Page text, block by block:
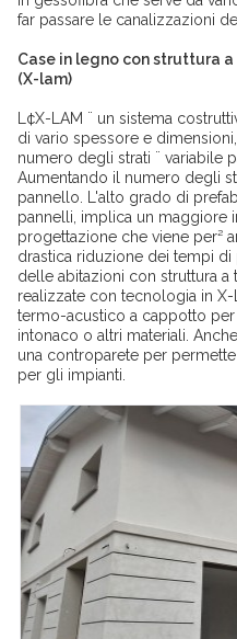
far passare le canalizzazioni
Case in legno con struttura
(X-lam)
L¢X-LAM ¨ un sistema
di vario spessore e
numero degli strati ¨ variabile
Aumentando il numero degli
pannello. L'alto grado di
pannelli, implica un maggiore
progettazione che viene per²
drastica riduzione dei tempi
delle abitazioni con struttura a
realizzate con tecnologia in
termo-acustico a cappotto
intonaco o altri materiali.
una controparete per
per gli impianti.